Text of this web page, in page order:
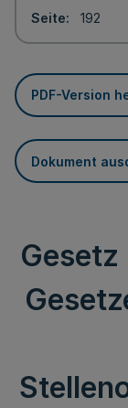
Seite
192
PDF-Version
Dokument